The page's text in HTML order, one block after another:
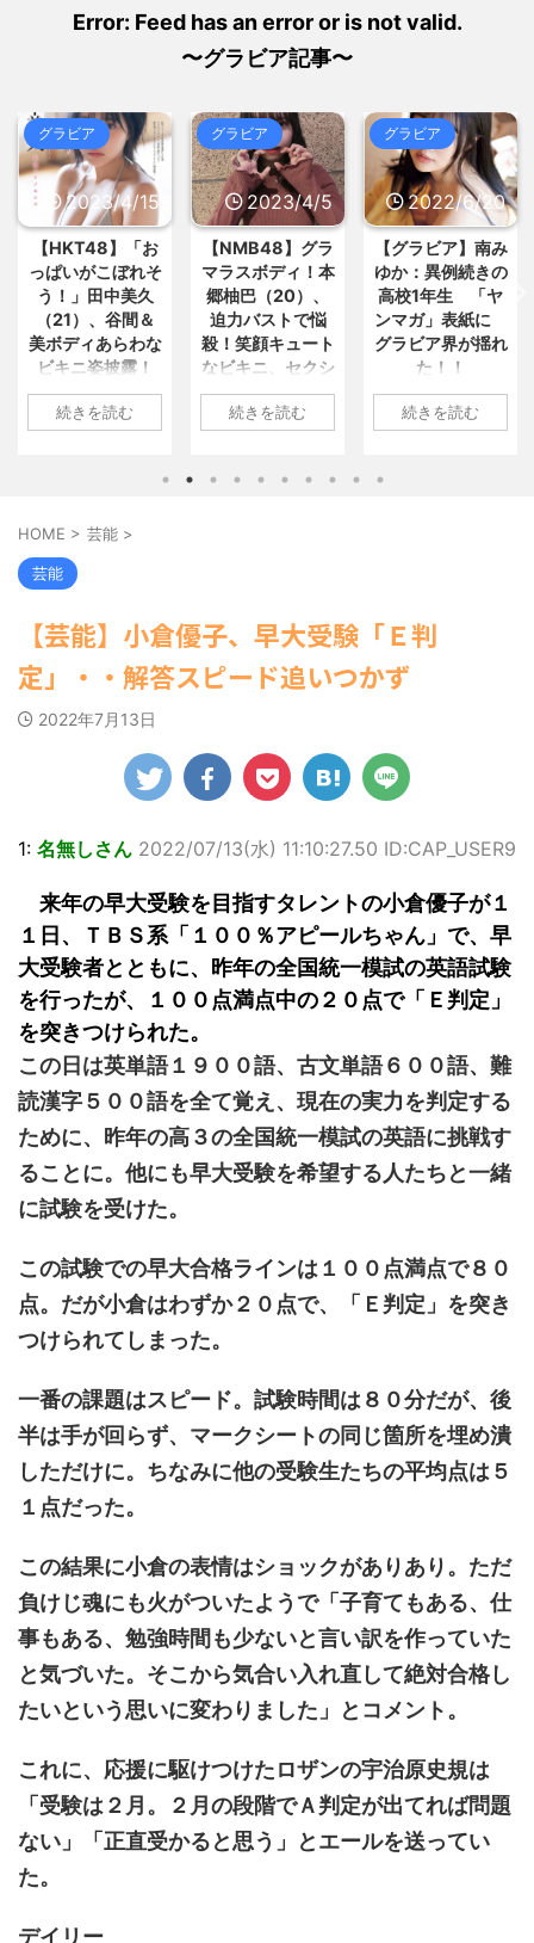
ッッッッッッッッッッッッッッッ... /
(8/7 20:27)
おまとめ : おすすめ NEW! (8/7 20:27)
【画像】風呂上がりの柿、えっち
すぎる♡♡♡♡♡♡♡♡♡ / おまとめ
: おすすめ NEW! (8/7 19:25)
【画像あり】弊社の女性社員、胸
を強調しすぎで困るんだがwww / お
まとめ : おすすめ NEW! (8/7 19:25)
【愕然】妻「夫から知らないシャ
ンプーの匂いがする！変な店に行... /
おまとめ : おすすめ (8/7 18:23)
【信長の野望・新生】米問屋をど
気になるニュースまとめアンテナ
(8/29 00:02)
なるニュースまとめアンテナ
(8/29
【悲報】乃木中３０ｔｈヒット祈
願が死ぬほど / 気になるニュースまと
めアンテナ
【モバマスSS】志希「苺の美味し
になるニュースまとめアンテナ (8/29
00:00)
【速報】スプラトゥーン公式、謝
罪 / 気になるニュースまとめアンテナ
た左派、間違いを指摘されても頑... /
22:00)
5chまとめMAP(総合) NEW!
(8/7
21:53)
【国際】台湾メディア「態度の悪
い日本の店員を黙らせる方法」 / 5ch
まとめMAP(総合) NEW! (8/7 21:35)
【マジかよ】脱●常習犯!?幼少の
頃の夢をもう一度…大きいお友... /
5chまとめMAP(総合) NEW! (8/7
21:21)
【芸能】博多大吉、食事中の後輩
の許せない行動を明かす「それは... /
5chまとめMAP(総合) NEW! (8/7
20:33)
【仰天】「選挙公約です
が、、、?」高市総理、減税に難色を
示し... / 5chまとめMAP(総合) NEW!
海外「日本よ、お前がナンバーワ
【為替相場】為替介入により一時
1ドル157円台 しかし戻しも... / にゅー
すなう！ まとめアンテナ
22:16)
(7/30 22:06)
海外「日本よ、お前がナンバーワ
21:56)
RSS
Error: Feed has an error or is not valid.
〜グラビア記事〜
グラビア
2023/4/15
【HKT48】「お
っぱいがこぼれそ
う！」田中美久
（21）、谷間＆
美ボディあらわな
ビキニ姿披露！
「えっちいすぎ
る」絶賛の声殺到
HKT48の田中美久
さんは4月8日、自
身のInstagramを更
があらわになった
ビキニ姿を披露し
ました。 「素敵
ーで綺麗」 田中さ
絵文字と共に、自
身の写真2枚を公開
いビキニを着用し
台の上に横たわ
情を見せる姿で
す。 あらわになっ
た胸元や引き締ま
った腹筋など、美
しいボディがとて
もセクシーです
ね。 2枚目はモノ
クロショット ...
続きを読む
グラビア
2023/4/5
【NMB48】グラ
マラスボディ！本
郷柚巴（20）、
迫力バストで悩
殺！笑顔キュート
なビキニ、セクシ
ーニット、ランジ
ェリー姿披露
2023/04/01(土)
イト『ヤングアニ
マルWeb』のグラ
ビアに初登場し
中の本郷。 今回、
サイトには15カッ
際立つタイトなセ
カットから、笑顔
キュートなビキ
ニ、迫力バスト目
を引くランジェリ
ー姿のカットなど
盛りだくさんの内
http://www.rbbto
続きを読む
グラビア
2022/6/20
【グラビア】南み
ゆか：異例続きの
高校1年生 「ヤ
ンマガ」表紙に
グラビア界が揺れ
た！！
1: 名無しさん
2022/06/20(月)
「OS☆K」の南み
ゆかさんが、6月
20日発売のマンガ
に登場した。 南さ
んは2005年10月10
紙を飾ったことが
も再登場した。
「異例続きの高校1
年生にグラビア界
が揺れた！！」と
紹介され、水着姿
を披露した。 ...
続きを読む
HOME > 芸能 >
芸能
【芸能】小倉優子、早大受験「Ｅ判
定」・・解答スピード追いつかず
2022年7月13日
1: 名無しさん 2022/07/13(水) 11:10:27.50 ID:CAP_USER9
来年の早大受験を目指すタレントの小倉優子が１
１日、ＴＢＳ系「１００％アピールちゃん」で、早
大受験者とともに、昨年の全国統一模試の英語試験
を行ったが、１００点満点中の２０点で「Ｅ判定」
を突きつけられた。
この日は英単語１９００語、古文単語６００語、難
読漢字５００語を全て覚え、現在の実力を判定する
ために、昨年の高３の全国統一模試の英語に挑戦す
ることに。他にも早大受験を希望する人たちと一緒
に試験を受けた。
この試験での早大合格ラインは１００点満点で８０
点。だが小倉はわずか２０点で、「Ｅ判定」を突き
つけられてしまった。
一番の課題はスピード。試験時間は８０分だが、後
半は手が回らず、マークシートの同じ箇所を埋め潰
しただけに。ちなみに他の受験生たちの平均点は５
１点だった。
この結果に小倉の表情はショックがありあり。ただ
負けじ魂にも火がついたようで「子育てもある、仕
事もある、勉強時間も少ないと言い訳を作っていた
と気づいた。そこから気合い入れ直して絶対合格し
たいという思いに変わりました」とコメント。
これに、応援に駆けつけたロザンの宇治原史規は
「受験は２月。２月の段階でＡ判定が出てれば問題
ない」「正直受かると思う」とエールを送ってい
た。
デイリー